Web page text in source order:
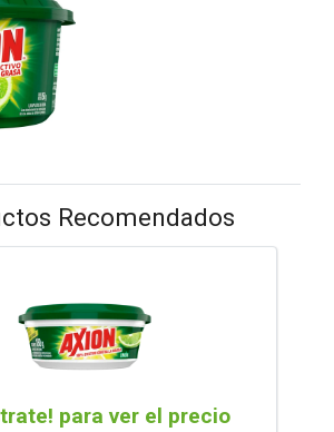
Recomendados
para ver el precio